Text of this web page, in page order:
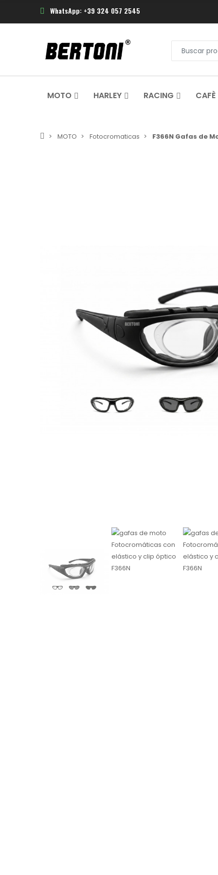
WhatsApp: +39 324 057 2545
MOTO HARLEY RACING CAFÈ
MOTO Fotocromaticas F366N Gafas de